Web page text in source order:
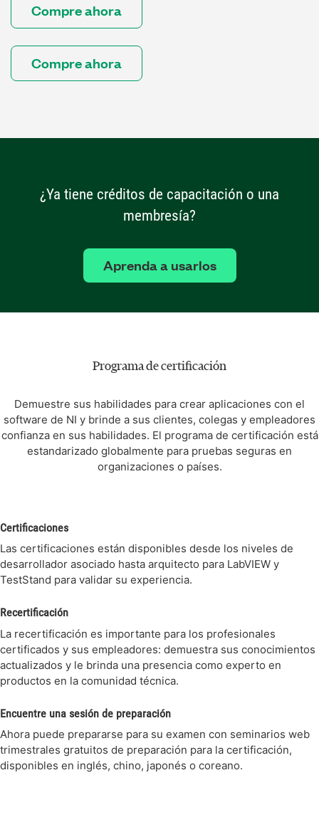
Compre ahora
Compre ahora
¿Ya tiene créditos de capacitación o una
membresía?
Aprenda a usarlos
Programa de certificación
Demuestre sus habilidades para crear aplicaciones con el
software de NI y brinde a sus clientes, colegas y empleadores
confianza en sus habilidades. El programa de certificación está
estandarizado globalmente para pruebas seguras en
organizaciones o países.
Certificaciones
Las certificaciones están disponibles desde los niveles de
desarrollador asociado hasta arquitecto para LabVIEW y
TestStand para validar su experiencia.
Recertificación
La recertificación es importante para los profesionales
certificados y sus empleadores: demuestra sus conocimientos
actualizados y le brinda una presencia como experto en
productos en la comunidad técnica.
Encuentre una sesión de preparación
Ahora puede prepararse para su examen con seminarios web
trimestrales gratuitos de preparación para la certificación,
disponibles en inglés, chino, japonés o coreano.